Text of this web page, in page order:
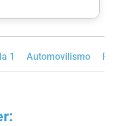
1 Automovilismo